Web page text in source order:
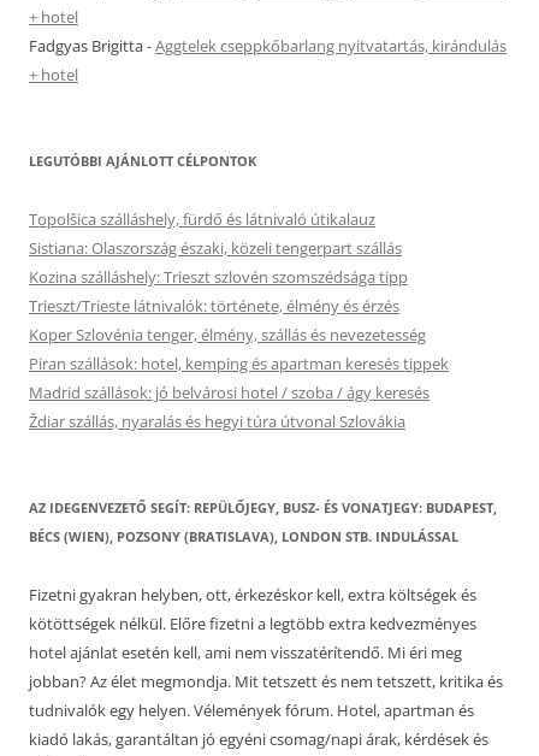
+ hotel
Fadgyas Brigitta-Aggtelek cseppkőbarlang nyitvatartás, kirándulás
+ hotel
LEGUTÓBBI AJÁNLOTT CÉLPONTOK
Topolšica szálláshely, fürdő és látnivaló útikalauz
Sistiana: Olaszország északi, közeli tengerpart szállás
Kozina szálláshely: Trieszt szlovén szomszédsága tipp
Trieszt/Trieste látnivalók: története, élmény és érzés
Koper Szlovénia tenger, élmény, szállás és nevezetesség
Piran szállások: hotel, kemping és apartman keresés tippek
Madrid szállások: jó belvárosi hotel / szoba / ágy keresés
Ždiar szállás, nyaralás és hegyi túra útvonal Szlovákia
AZ IDEGENVEZETŐ SEGÍT: REPÜLŐJEGY, BUSZ- ÉS VONATJEGY: BUDAPEST,
BÉCS (WIEN), POZSONY (BRATISLAVA), LONDON STB. INDULÁSSAL
Fizetni gyakran helyben, ott, érkezéskor kell, extra költségek és
kötöttségek nélkül. Előre fizetni a legtöbb extra kedvezményes
hotel ajánlat esetén kell, ami nem visszatérítendő. Mi éri meg
jobban? Az élet megmondja. Mit tetszett és nem tetszett, kritika és
tudnivalók egy helyen. Vélemények fórum. Hotel, apartman és
kiadó lakás, garantáltan jó egyéni csomag/napi árak, kérdések és